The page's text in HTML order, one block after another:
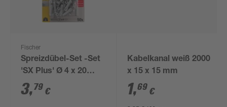
Fischer
Spreizdübel-Set -Set
'SX Plus' Ø 4 x 20
mm, 50-teilig
3,79 €
Kabelkanal weiß 2000
x 15 x 15 mm
1,69 €